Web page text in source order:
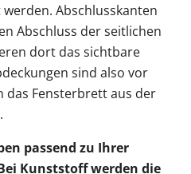
Abschlusskanten
Abschluss der seitlichen
dort das sichtbare
sind also vor
das Fensterbrett aus der
passend zu Ihrer
Kunststoff werden die